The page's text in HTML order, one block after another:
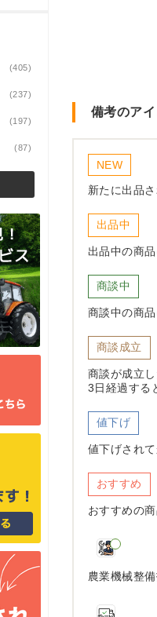
備考のア
NEW
新たに出品
出品中
出品中の商
商談中
商談中の商
商談成立
商談が成立
3日経過する
値下げ
値下げされ
おすすめ
おすすめの
農業機械整
(405)
(237)
(197)
(87)